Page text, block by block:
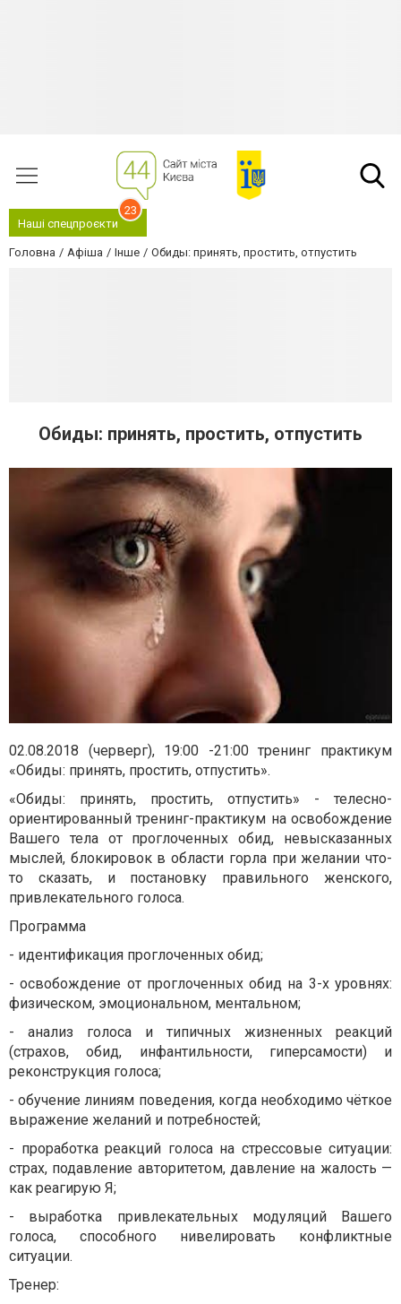
Наші спецпроєкти
23
Головна Афіша Інше Обиды: принять, простить, отпустить
Обиды: принять, простить, отпустить
02.08.2018 (черверг), 19:00 -21:00 тренинг практикум
«Обиды: принять, простить, отпустить».
«Обиды: принять, простить, отпустить» - телесно-
ориентированный тренинг-практикум на освобождение
Вашего тела от проглоченных обид, невысказанных
мыслей, блокировок в области горла при желании что-
то сказать, и постановку правильного женского,
привлекательного голоса.
Программа
- идентификация проглоченных обид;
- освобождение от проглоченных обид на 3-х уровнях:
физическом, эмоциональном, ментальном;
- анализ голоса и типичных жизненных реакций
(страхов, обид, инфантильности, гиперсамости) и
реконструкция голоса;
- обучение линиям поведения, когда необходимо чёткое
выражение желаний и потребностей;
- проработка реакций голоса на стрессовые ситуации:
страх, подавление авторитетом, давление на жалость —
как реагирую Я;
- выработка привлекательных модуляций Вашего
голоса, способного нивелировать конфликтные
ситуации.
Тренер: